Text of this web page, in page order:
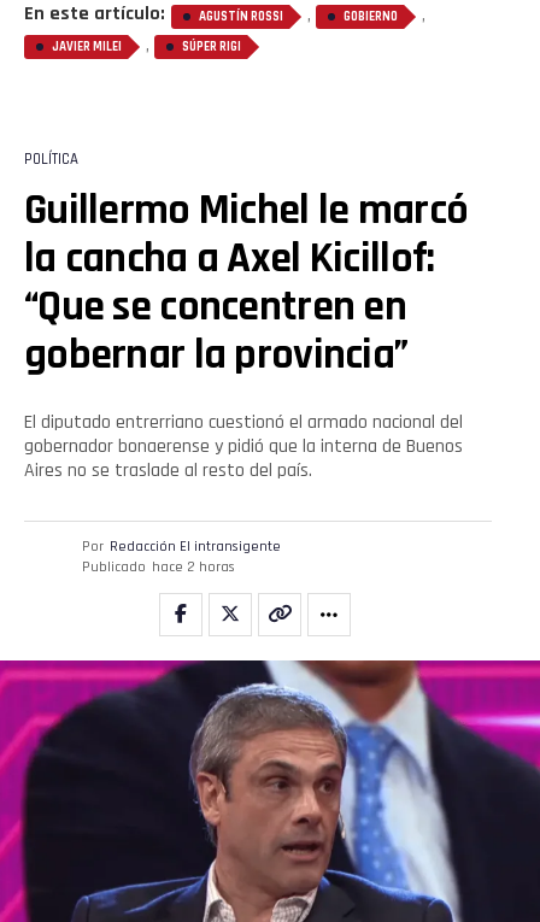
En este artículo: AGUSTÍN ROSSI , GOBIERNO ,
JAVIER MILEI , SÚPER RIGI
POLÍTICA
Guillermo Michel le marcó
la cancha a Axel Kicillof:
“Que se concentren en
gobernar la provincia”
El diputado entrerriano cuestionó el armado nacional del
gobernador bonaerense y pidió que la interna de Buenos
Aires no se traslade al resto del país.
Por Redacción El intransigente
Publicado hace 2 horas